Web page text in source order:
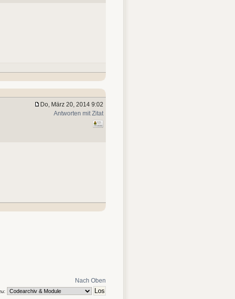
Do, März 20, 2014 9:02
Antworten mit Zitat
Nach Oben